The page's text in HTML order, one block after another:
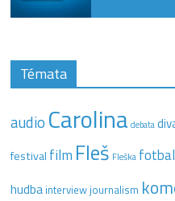
Témata
audio Carolina debata
festival film Fleš Fleška fotbal
hudba interview journalism